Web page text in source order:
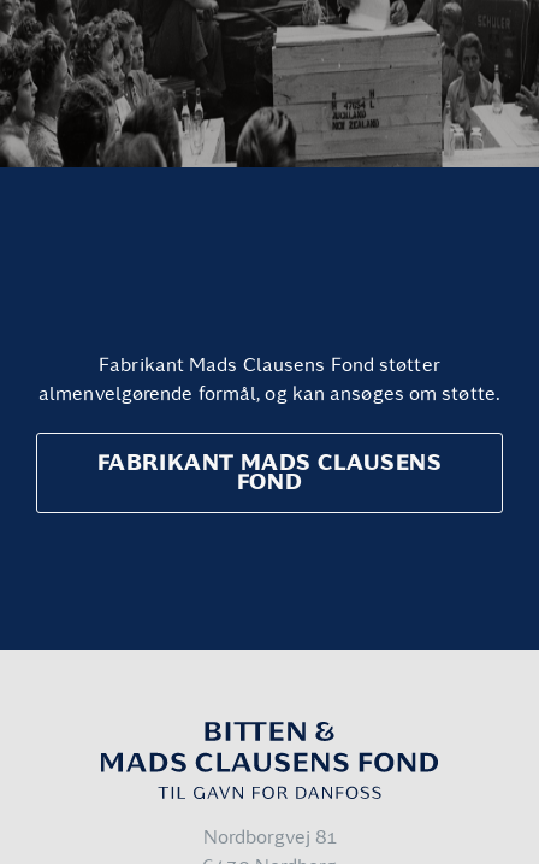
Fabrikant Mads Clausens Fond støtter
almenvelgørende formål, og kan ansøges om støtte.
FABRIKANT MADS CLAUSENS
FOND
Nordborgvej 81